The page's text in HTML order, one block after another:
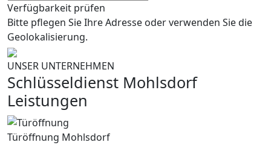
Verfügbarkeit prüfen
Bitte pflegen Sie Ihre Adresse oder verwenden Sie die
Geolokalisierung.
UNSER UNTERNEHMEN
Schlüsseldienst Mohlsdorf
Leistungen
Türöffnung Mohlsdorf